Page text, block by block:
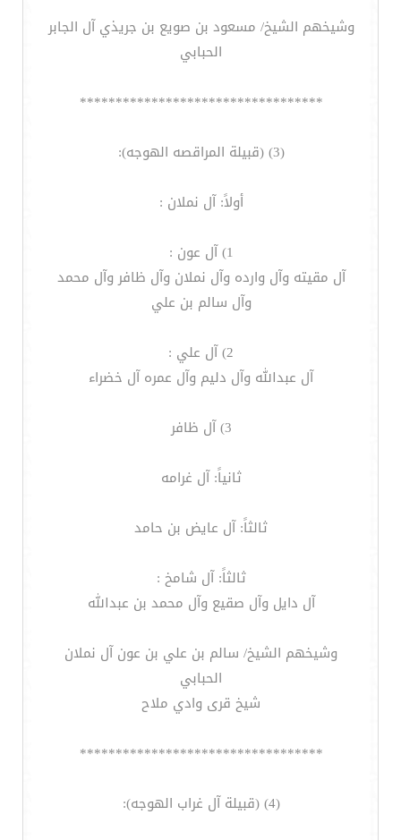
وشيخهم الشيخ/ مسعود بن صويع بن جريذي آل الجابر
الحبابي
**********************************
(3) (قبيلة المراقصه الهوجه):
أولاً: آل نملان :
1) آل عون :
آل مقيته وآل وارده وآل نملان وآل ظافر وآل محمد
وآل سالم بن علي
2) آل علي :
آل عبدالله وآل دليم وآل عمره آل خضراء
3) آل ظافر
ثانياً: آل غرامه
ثالثاً: آل عايض بن حامد
ثالثاً: آل شامخ :
آل دايل وآل صقيع وآل محمد بن عبدالله
وشيخهم الشيخ/ سالم بن علي بن عون آل نملان
الحبابي
شيخ قرى وادي ملاح
**********************************
(4) (قبيلة آل غراب الهوجه):